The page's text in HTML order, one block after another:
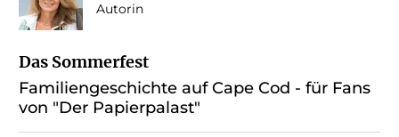
Autorin
Das Sommerfest
Familiengeschichte auf Cape Cod - für Fans
von "Der Papierpalast"